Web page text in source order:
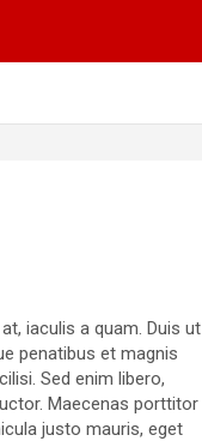
iaculis a quam. Duis ut
penatibus et magnis
Sed enim libero,
Maecenas porttitor
justo mauris, eget